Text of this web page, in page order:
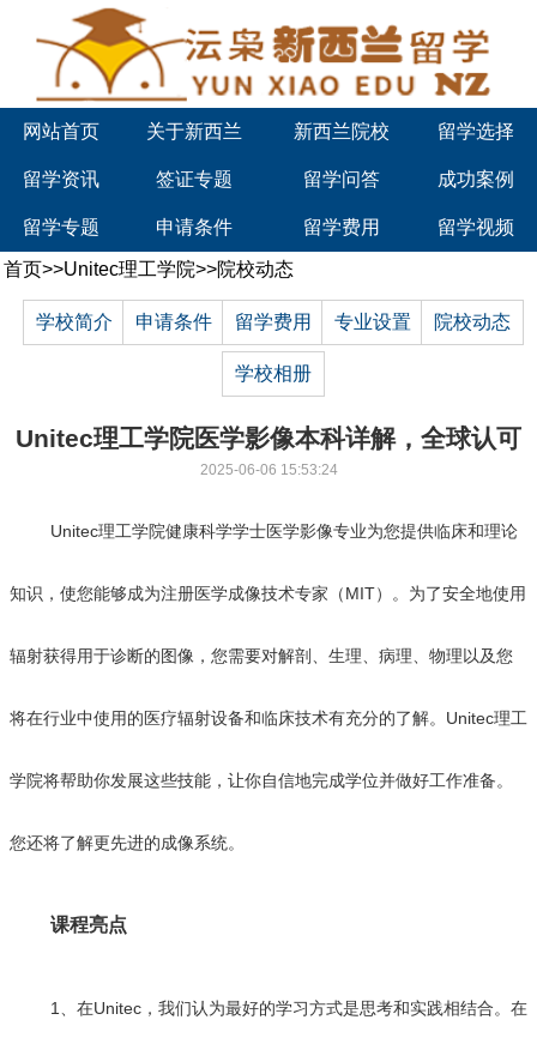
网站首页 关于新西兰 新西兰院校 留学选择
留学资讯 签证专题 留学问答 成功案例
留学专题 申请条件 留学费用 留学视频
首页>>Unitec理工学院>>院校动态
学校简介 申请条件 留学费用 专业设置 院校动态
学校相册
Unitec理工学院医学影像本科详解，全球认可
2025-06-06 15:53:24
Unitec理工学院健康科学学士医学影像专业为您提供临床和理论
知识，使您能够成为注册医学成像技术专家（MIT）。为了安全地使用
辐射获得用于诊断的图像，您需要对解剖、生理、病理、物理以及您
将在行业中使用的医疗辐射设备和临床技术有充分的了解。Unitec理工
学院将帮助你发展这些技能，让你自信地完成学位并做好工作准备。
您还将了解更先进的成像系统。
课程亮点
1、在Unitec，我们认为最好的学习方式是思考和实践相结合。在